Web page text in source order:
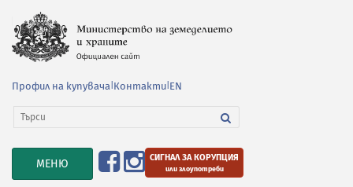
Профил на купувача Контакти EN
TOGGLE
NAVIGATION
МЕНЮ СИГНАЛ ЗА КОРУПЦИЯ
или злоупотреби